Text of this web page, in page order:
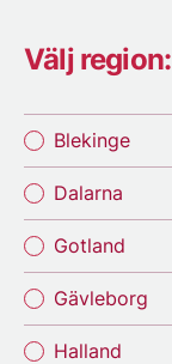
Välj region:
Blekinge
Dalarna
Gotland
Gävleborg
Halland